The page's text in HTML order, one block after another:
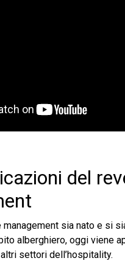
del
management sia nato e si
alberghiero, oggi viene
settori dell’hospitality.